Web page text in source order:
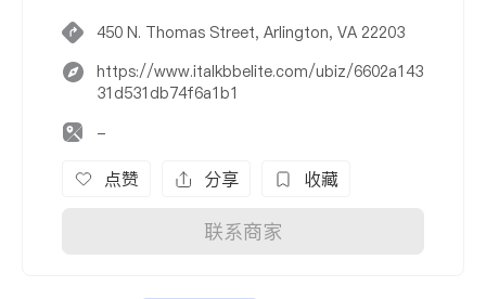
450 N. Thomas Street, Arlington, VA 22203
https://www.italkbbelite.com/ubiz/6602a143
31d531db74f6a1b1
-
点赞 分享 收藏
联系商家